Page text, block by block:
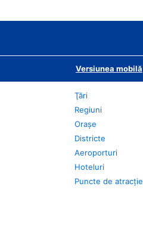
Versiunea mobilă
Ţări
Regiuni
Oraşe
Districte
Aeroporturi
Hoteluri
Puncte de atracţie